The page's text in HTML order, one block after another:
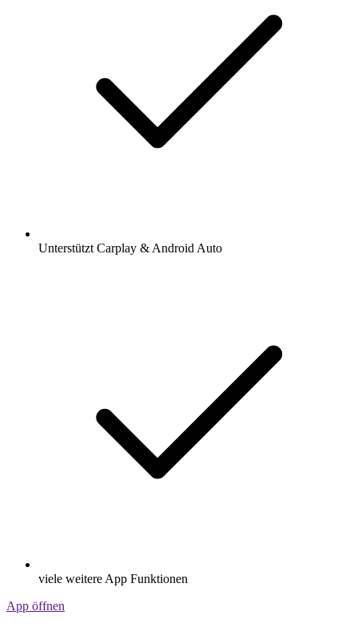
Unterstützt Carplay & Android Auto
viele weitere App Funktionen
App öffnen